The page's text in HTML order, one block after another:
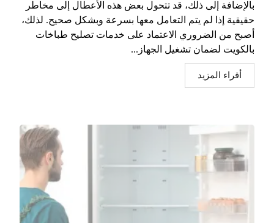
بالإضافة إلى ذلك، قد تتحول بعض هذه الأعطال إلى مخاطر
حقيقية إذا لم يتم التعامل معها بسرعة وبشكل صحيح. لذلك،
أصبح من الضروري الاعتماد على خدمات تصليح طباخات
بالكويت لضمان تشغيل الجهاز...
أقراء المزيد